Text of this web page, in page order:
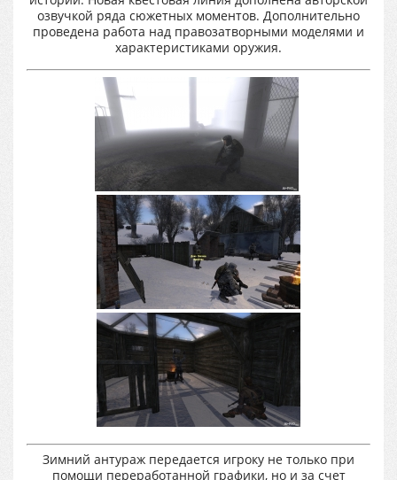
озвучкой ряда сюжетных моментов. Дополнительно
проведена работа над правозатворными моделями и
характеристиками оружия.
Зимний антураж передается игроку не только при
помощи переработанной графики, но и за счет